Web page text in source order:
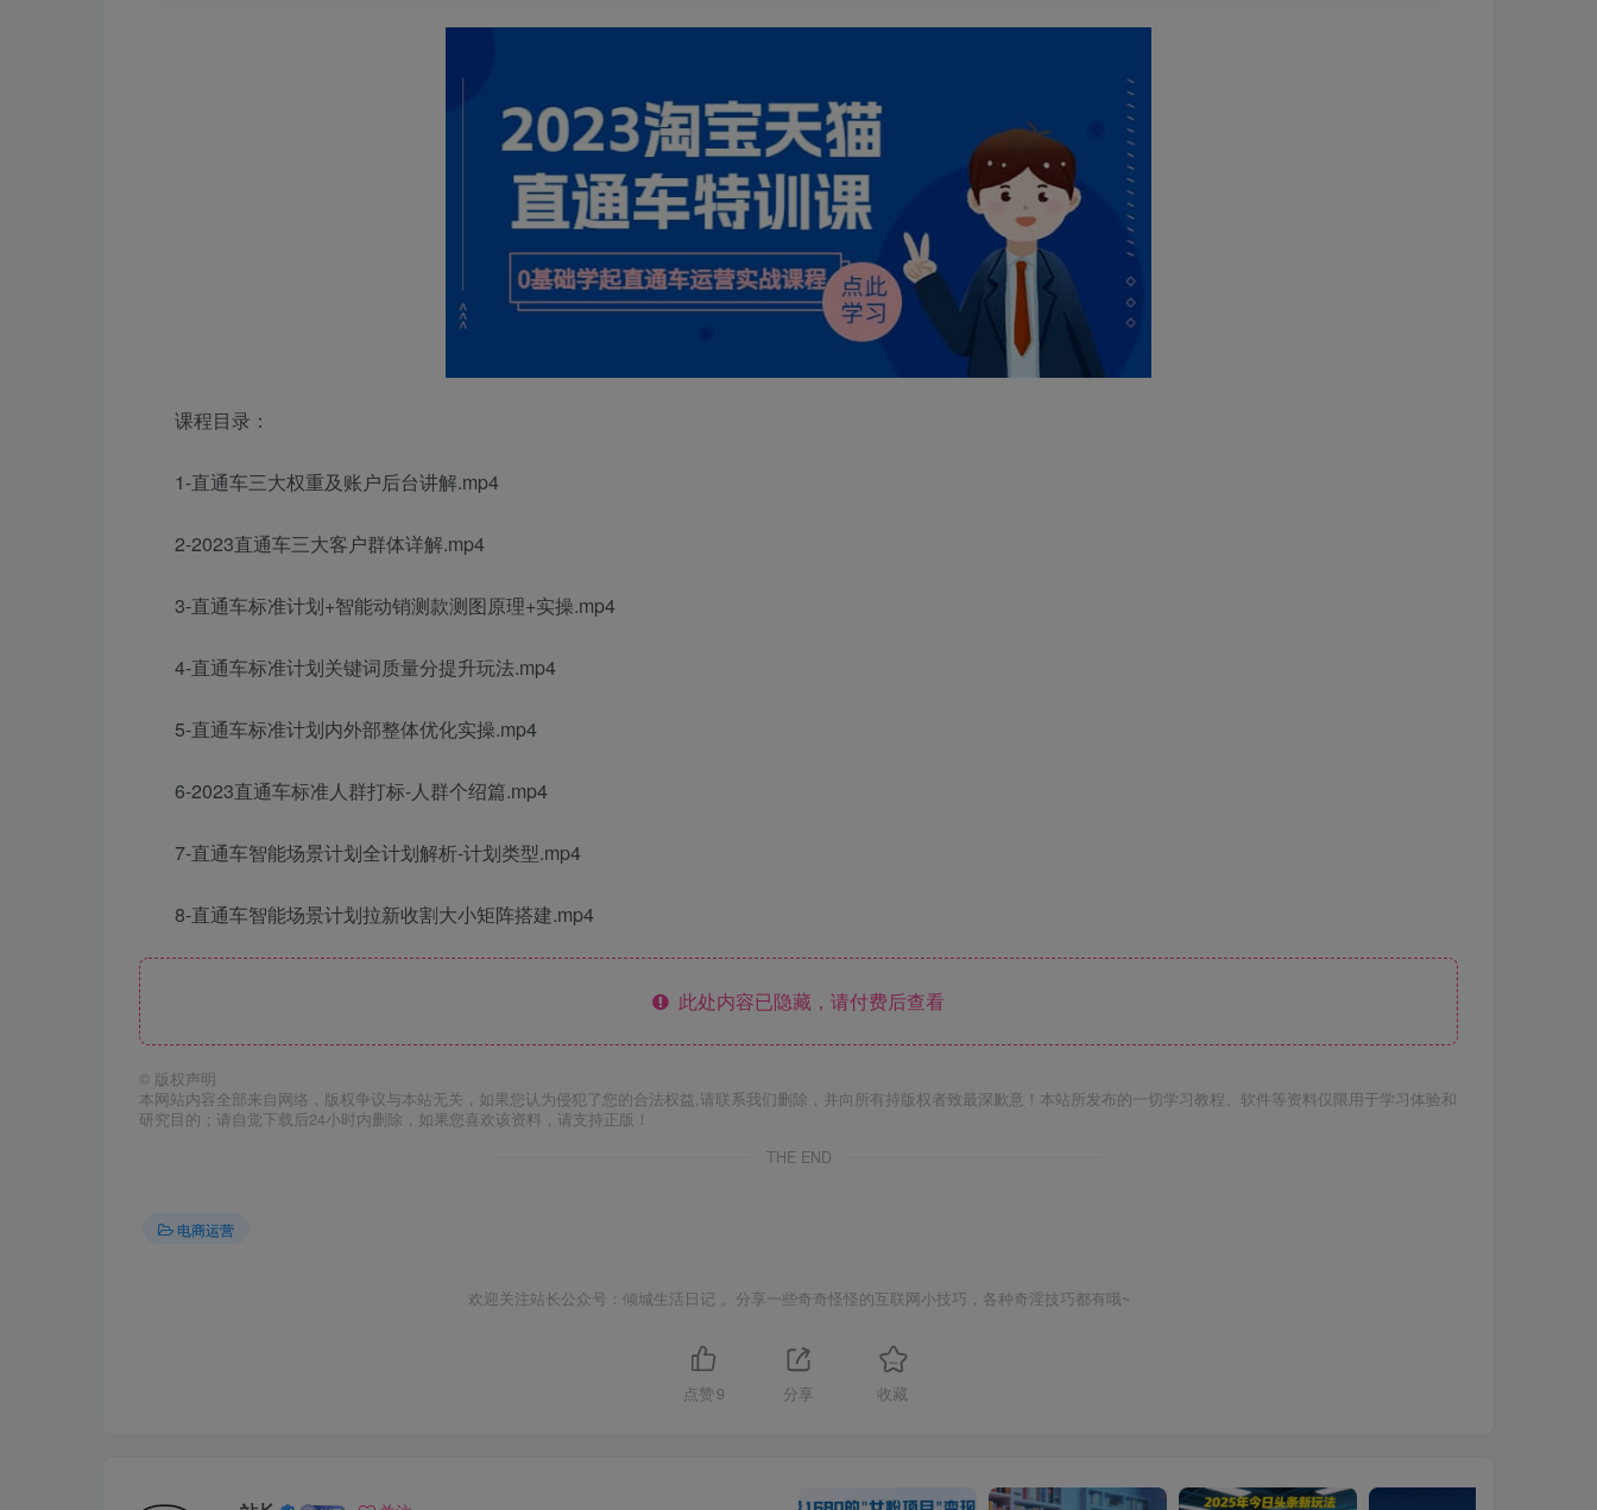
课程目录：
1-直通车三大权重及账户后台讲解.mp4
2-2023直通车三大客户群体详解.mp4
3-直通车标准计划+智能动销测款测图原理+实操.mp4
4-直通车标准计划关键词质量分提升玩法.mp4
5-直通车标准计划内外部整体优化实操.mp4
6-2023直通车标准人群打标-人群个绍篇.mp4
7-直通车智能场景计划全计划解析-计划类型.mp4
8-直通车智能场景计划拉新收割大小矩阵搭建.mp4
此处内容已隐藏，请付费后查看
© 版权声明
本网站内容全部来自网络，版权争议与本站无关，如果您认为侵犯了您的合法权益,请联系我们删除，并向所有持版权者致最深歉意！本站所发布的一切学习教程、软件等资料仅限用于学习体验和
研究目的；请自觉下载后24小时内删除，如果您喜欢该资料，请支持正版！
THE END
电商运营
欢迎关注站长公众号：倾城生活日记 。分享一些奇奇怪怪的互联网小技巧，各种奇淫技巧都有哦~
点赞 9 分享 收藏